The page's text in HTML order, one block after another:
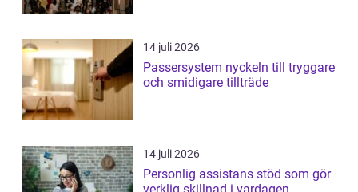
14 juli 2026
Passersystem nyckeln till tryggare
och smidigare tillträde
14 juli 2026
Personlig assistans stöd som gör